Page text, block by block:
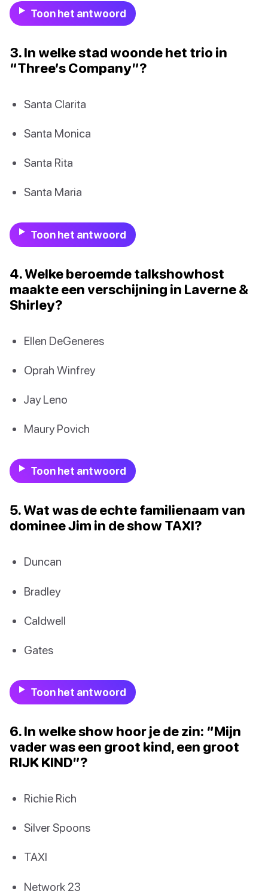
Toon het antwoord
3. In welke stad woonde het trio in
“Three’s Company”?
Santa Clarita
Santa Monica
Santa Rita
Santa Maria
Toon het antwoord
4. Welke beroemde talkshowhost
maakte een verschijning in Laverne &
Shirley?
Ellen DeGeneres
Oprah Winfrey
Jay Leno
Maury Povich
Toon het antwoord
5. Wat was de echte familienaam van
dominee Jim in de show TAXI?
Duncan
Bradley
Caldwell
Gates
Toon het antwoord
6. In welke show hoor je de zin: “Mijn
vader was een groot kind, een groot
RIJK KIND”?
Richie Rich
Silver Spoons
TAXI
Network 23